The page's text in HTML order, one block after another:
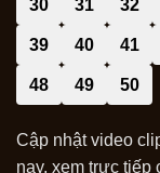
30 31 32
39 40 41
48 49 50
Cập nhật video
nay, xem trực